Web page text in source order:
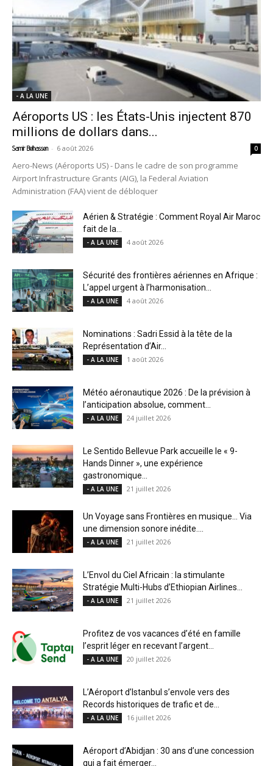
- A LA UNE
Aéroports US : les États-Unis injectent 870
millions de dollars dans...
Samir Belhassen - 6 août 2026 0
Aero-News (Aéroports US) - Dans le cadre de son programme
Airport Infrastructure Grants (AIG), la Federal Aviation
Administration (FAA) vient de débloquer
Aérien & Stratégie : Comment Royal Air Maroc
fait de la...
- A LA UNE 4 août 2026
Sécurité des frontières aériennes en Afrique :
L’appel urgent à l’harmonisation...
- A LA UNE 4 août 2026
Nominations : Sadri Essid à la tête de la
Représentation d’Air...
- A LA UNE 1 août 2026
Météo aéronautique 2026 : De la prévision à
l’anticipation absolue, comment...
- A LA UNE 24 juillet 2026
Le Sentido Bellevue Park accueille le « 9-
Hands Dinner », une expérience
gastronomique...
- A LA UNE 21 juillet 2026
Un Voyage sans Frontières en musique… Via
une dimension sonore inédite....
- A LA UNE 21 juillet 2026
L’Envol du Ciel Africain : la stimulante
Stratégie Multi-Hubs d’Ethiopian Airlines...
- A LA UNE 21 juillet 2026
Profitez de vos vacances d’été en famille
l’esprit léger en recevant l’argent...
- A LA UNE 20 juillet 2026
L’Aéroport d’Istanbul s’envole vers des
Records historiques de trafic et de...
- A LA UNE 16 juillet 2026
Aéroport d’Abidjan : 30 ans d’une concession
qui a fait émerger...